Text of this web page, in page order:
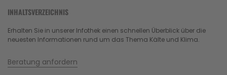
INHALTSVERZEICHNIS
Erhalten Sie in unserer Infothek einen schnellen Überblick über die
neuesten Informationen rund um das Thema Kälte und Klima.
Beratung anfordern